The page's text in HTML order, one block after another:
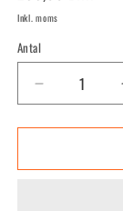
Inkl. moms
Antal
Reducer
antallet
for
Backpack